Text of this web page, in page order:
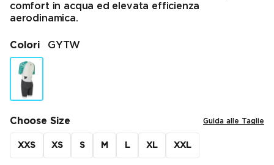
comfort in acqua ed elevata efficienza
aerodinamica.
Colori GYTW
Choose Size Guida alle Taglie
XXS XS S M L XL XXL